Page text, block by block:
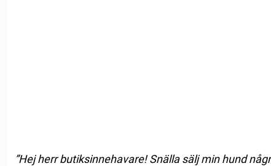
”Hej herr butiksinnehavare! Snälla sälj min hund